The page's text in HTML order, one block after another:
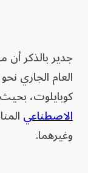
جدير بالذكر
العام الجاري
كوبايلوت،
الاصطناعي
وغيرهما.